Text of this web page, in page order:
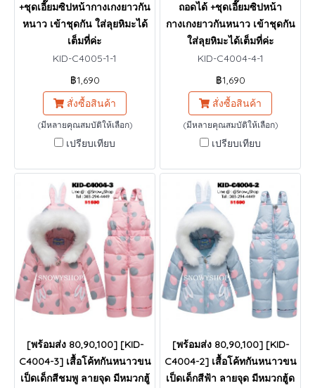
+ชุดเอี๊ยมซิปหน้ากางเกงยาวกัน
หนาว เข้าชุดกัน ใส่ลุยหิมะได้
เต็มที่ค่ะ
KID-C4005-1-1
฿1,690
สั่งซื้อสินค้า
(มีหลายคุณสมบัติให้เลือก)
เปรียบเทียบ
ถอดได้ +ชุดเอี๊ยมซิปหน้า
กางเกงยาวกันหนาว เข้าชุดกัน
ใส่ลุยหิมะได้เต็มที่ค่ะ
KID-C4004-4-1
฿1,690
สั่งซื้อสินค้า
(มีหลายคุณสมบัติให้เลือก)
เปรียบเทียบ
[พร้อมส่ง 80,90,100] [KID-
C4004-3] เสื้อโค้ทกันหนาวขน
เป็ดเด็กสีชมพู ลายจุด มีหมวกฮู้
[พร้อมส่ง 80,90,100] [KID-
C4004-2] เสื้อโค้ทกันหนาวขน
เป็ดเด็กสีฟ้า ลายจุด มีหมวกฮู้ด